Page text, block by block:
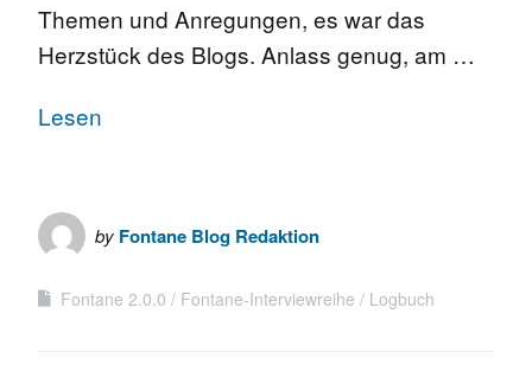
Themen und Anregungen, es war das
Herzstück des Blogs. Anlass genug, am …
Lesen
by Fontane Blog Redaktion
Fontane 2.0.0 Fontane-Interviewreihe Logbuch